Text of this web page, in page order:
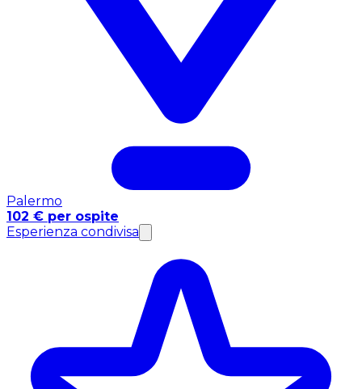
Palermo
102 € per ospite
Esperienza condivisa